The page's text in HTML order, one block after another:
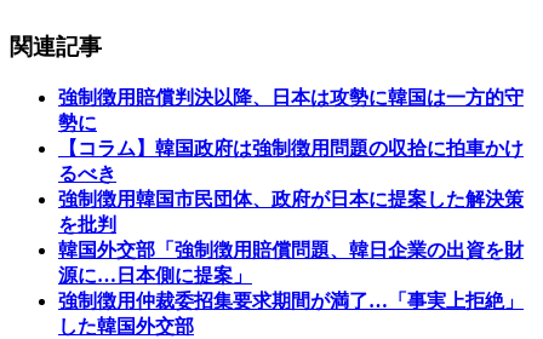
関連記事
強制徴用賠償判決以降、日本は攻勢に韓国は一方的守
勢に
【コラム】韓国政府は強制徴用問題の収拾に拍車かけ
るべき
強制徴用韓国市民団体、政府が日本に提案した解決策
を批判
韓国外交部「強制徴用賠償問題、韓日企業の出資を財
源に…日本側に提案」
強制徴用仲裁委招集要求期間が満了…「事実上拒絶」
した韓国外交部